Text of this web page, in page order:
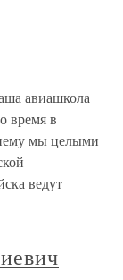
авиашкола
время в
мы целыми
ведут